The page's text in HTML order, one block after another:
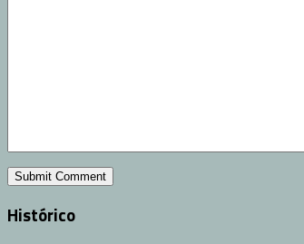
Histórico